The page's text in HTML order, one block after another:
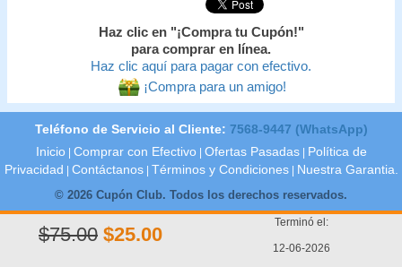
Haz clic en "¡Compra tu Cupón!"
para comprar en línea.
Haz clic aquí para pagar con efectivo.
¡Compra para un amigo!
$75.00 $25.00
Terminó el:
12-06-2026
Teléfono de Servicio al Cliente: 7568-9447 (WhatsApp)
Inicio Comprar con Efectivo Ofertas Pasadas
Política de
Privacidad
Contáctanos Términos y Condiciones
Nuestra Garantia.
© 2026 Cupón Club. Todos los derechos reservados.